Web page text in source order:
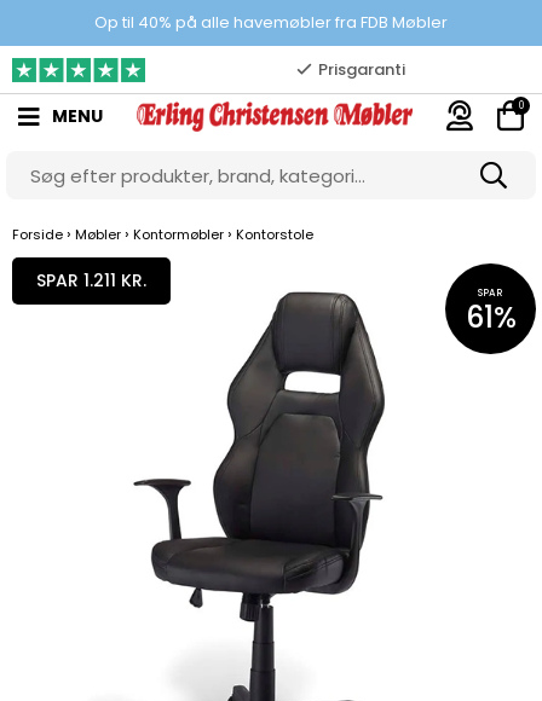
Op til 40% på alle havemøbler fra FDB Møbler
100% danskejet webshop
Prisgaranti
10.000 m2 showroom
Gratis & gode parkeringsforhold
MENU 0
Forside › Møbler › Kontormøbler › Kontorstole
SPAR 1.211 KR.
SPAR
61%